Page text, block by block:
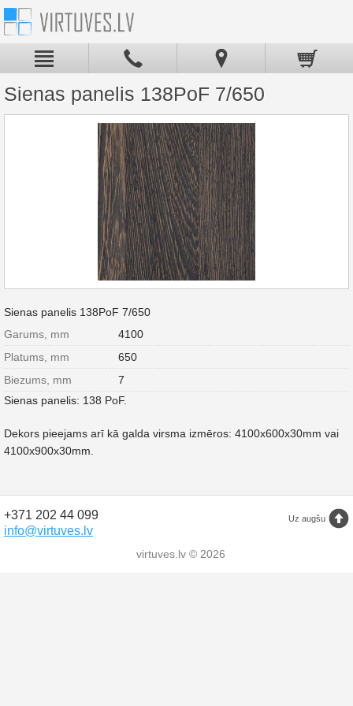
Sienas panelis 138PoF 7/650
Sienas panelis 138PoF 7/650
Garums, mm
4100
Platums, mm
650
Biezums, mm
7
Sienas panelis: 138 PoF.
Dekors pieejams arī kā galda virsma izmēros: 4100x600x30mm vai
4100x900x30mm.
Uz augšu
+371 202 44 099
info@virtuves.lv
virtuves.lv © 2026